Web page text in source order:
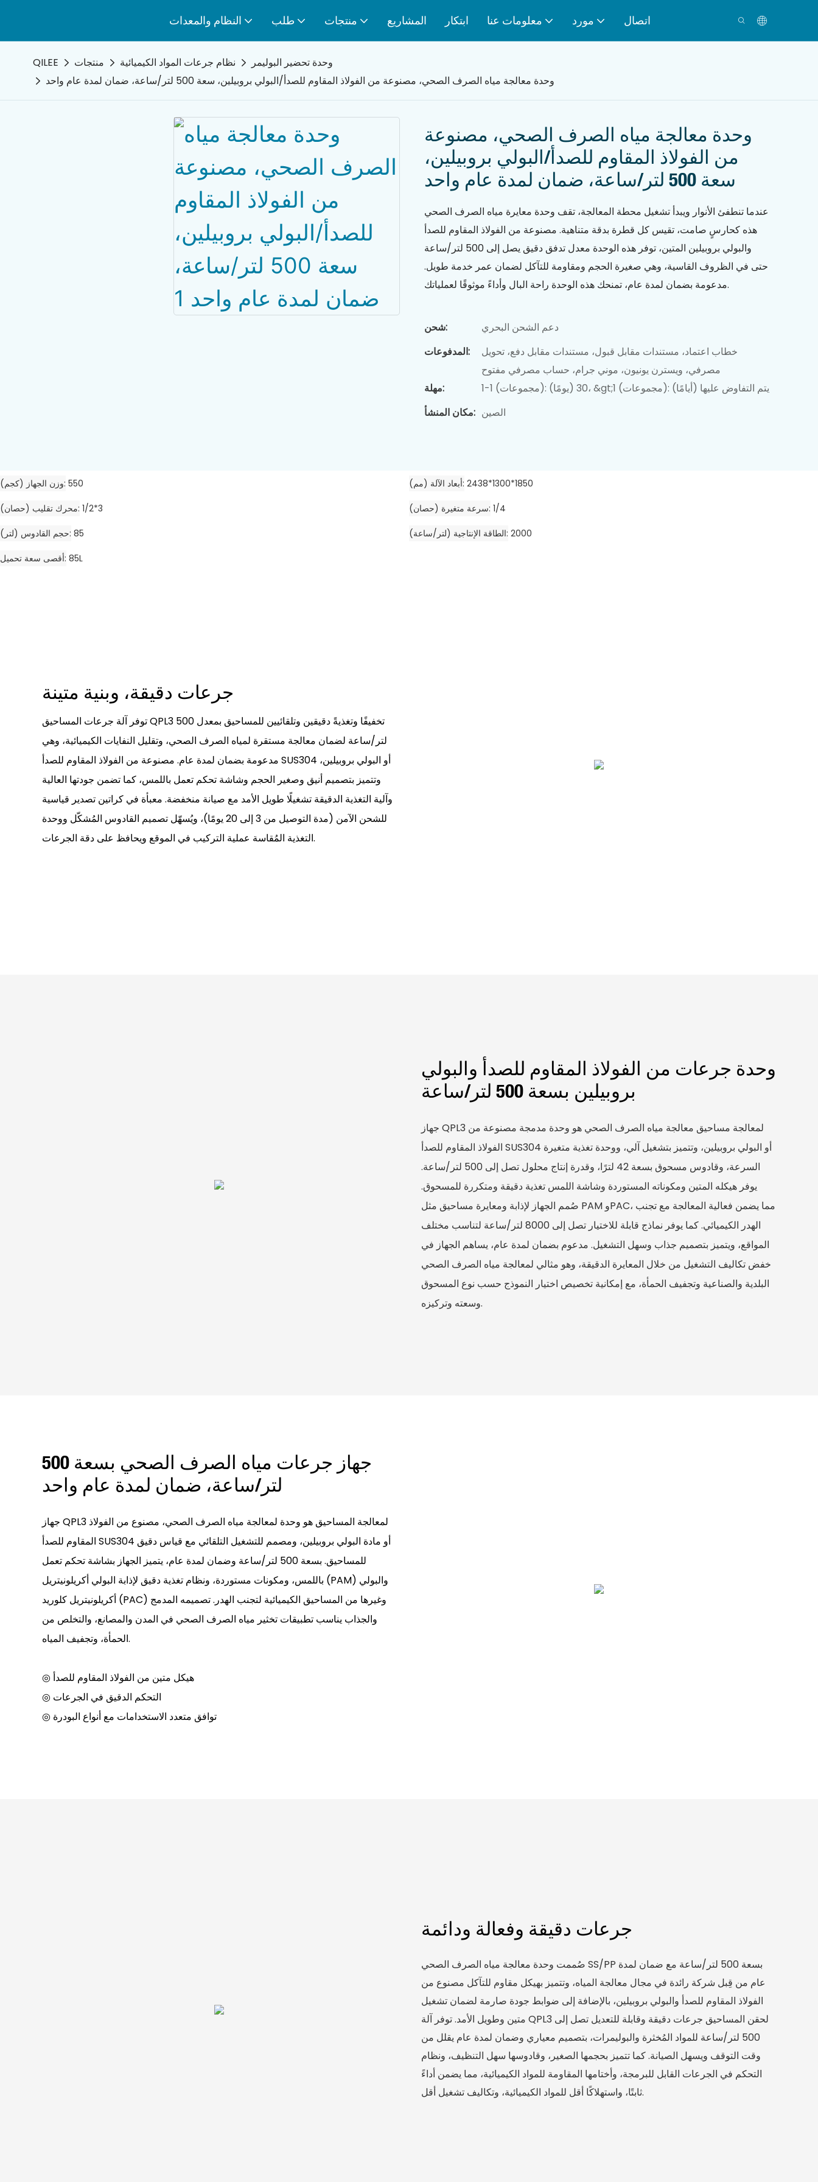
النظام والمعدات طلب منتجات المشاريع ابتكار معلومات عنا مورد اتصال
QILEE منتجات نظام جرعات المواد الكيميائية
وحدة تحضير البوليمر
وحدة معالجة مياه الصرف الصحي، مصنوعة من الفولاذ المقاوم للصدأ/البولي بروبيلين، سعة 500 لتر/ساعة، ضمان لمدة عام واحد
وحدة معالجة مياه الصرف الصحي، مصنوعة
من الفولاذ المقاوم للصدأ/البولي بروبيلين،
سعة 500 لتر/ساعة، ضمان لمدة عام واحد
عندما تنطفئ الأنوار ويبدأ تشغيل محطة المعالجة، تقف وحدة معايرة مياه الصرف الصحي
هذه كحارسٍ صامت، تقيس كل قطرة بدقة متناهية. مصنوعة من الفولاذ المقاوم للصدأ
والبولي بروبيلين المتين، توفر هذه الوحدة معدل تدفق دقيق يصل إلى 500 لتر/ساعة
حتى في الظروف القاسية، وهي صغيرة الحجم ومقاومة للتآكل لضمان عمر خدمة طويل.
مدعومة بضمان لمدة عام، تمنحك هذه الوحدة راحة البال وأداءً موثوقًا لعملياتك.
شحن:
دعم الشحن البحري
المدفوعات:
خطاب اعتماد، مستندات مقابل قبول، مستندات مقابل دفع، تحويل
مصرفي، ويسترن يونيون، موني جرام، حساب مصرفي مفتوح
مهلة:
1-1 (مجموعات): 30 (يومًا)، &gt;1 (مجموعات): يتم التفاوض عليها (أيامًا)
مكان المنشأ: الصين
وزن الجهاز (كجم) 550 أبعاد الآلة (مم) 2438*1300*1850
محرك تقليب (حصان) 1/2*3 سرعة متغيرة (حصان) 1/4
حجم القادوس (لتر) 85 الطاقة الإنتاجية (لتر/ساعة) 2000
أقصى سعة تحميل 85L
جرعات دقيقة، وبنية متينة
توفر آلة جرعات المساحيق QPL3 تخفيفًا وتغذيةً دقيقين وتلقائيين للمساحيق بمعدل 500
لتر/ساعة لضمان معالجة مستقرة لمياه الصرف الصحي، وتقليل النفايات الكيميائية، وهي
مدعومة بضمان لمدة عام. مصنوعة من الفولاذ المقاوم للصدأ SUS304 أو البولي بروبيلين،
وتتميز بتصميم أنيق وصغير الحجم وشاشة تحكم تعمل باللمس، كما تضمن جودتها العالية
وآلية التغذية الدقيقة تشغيلًا طويل الأمد مع صيانة منخفضة. معبأة في كراتين تصدير قياسية
للشحن الآمن (مدة التوصيل من 3 إلى 20 يومًا)، ويُسهّل تصميم القادوس المُشكّل ووحدة
التغذية المُقاسة عملية التركيب في الموقع ويحافظ على دقة الجرعات.
وحدة جرعات من الفولاذ المقاوم للصدأ والبولي
بروبيلين بسعة 500 لتر/ساعة
جهاز QPL3 لمعالجة مساحيق معالجة مياه الصرف الصحي هو وحدة مدمجة مصنوعة من
الفولاذ المقاوم للصدأ SUS304 أو البولي بروبيلين، وتتميز بتشغيل آلي، ووحدة تغذية متغيرة
السرعة، وقادوس مسحوق بسعة 42 لترًا، وقدرة إنتاج محلول تصل إلى 500 لتر/ساعة.
يوفر هيكله المتين ومكوناته المستوردة وشاشة اللمس تغذية دقيقة ومتكررة للمسحوق.
صُمم الجهاز لإذابة ومعايرة مساحيق مثل PAM وPAC، مما يضمن فعالية المعالجة مع تجنب
الهدر الكيميائي. كما يوفر نماذج قابلة للاختيار تصل إلى 8000 لتر/ساعة لتناسب مختلف
المواقع، ويتميز بتصميم جذاب وسهل التشغيل. مدعوم بضمان لمدة عام، يساهم الجهاز في
خفض تكاليف التشغيل من خلال المعايرة الدقيقة، وهو مثالي لمعالجة مياه الصرف الصحي
البلدية والصناعية وتجفيف الحمأة، مع إمكانية تخصيص اختيار النموذج حسب نوع المسحوق
وسعته وتركيزه.
جهاز جرعات مياه الصرف الصحي بسعة 500
لتر/ساعة، ضمان لمدة عام واحد
جهاز QPL3 لمعالجة المساحيق هو وحدة لمعالجة مياه الصرف الصحي، مصنوع من الفولاذ
المقاوم للصدأ SUS304 أو مادة البولي بروبيلين، ومصمم للتشغيل التلقائي مع قياس دقيق
للمساحيق. بسعة 500 لتر/ساعة وضمان لمدة عام، يتميز الجهاز بشاشة تحكم تعمل
باللمس، ومكونات مستوردة، ونظام تغذية دقيق لإذابة البولي أكريلونيتريل (PAM) والبولي
أكريلونيتريل كلوريد (PAC) وغيرها من المساحيق الكيميائية لتجنب الهدر. تصميمه المدمج
والجذاب يناسب تطبيقات تخثير مياه الصرف الصحي في المدن والمصانع، والتخلص من
الحمأة، وتجفيف المياه.
◎ هيكل متين من الفولاذ المقاوم للصدأ
◎ التحكم الدقيق في الجرعات
◎ توافق متعدد الاستخدامات مع أنواع البودرة
جرعات دقيقة وفعالة ودائمة
صُممت وحدة معالجة مياه الصرف الصحي SS/PP بسعة 500 لتر/ساعة مع ضمان لمدة
عام من قِبل شركة رائدة في مجال معالجة المياه، وتتميز بهيكل مقاوم للتآكل مصنوع من
الفولاذ المقاوم للصدأ والبولي بروبيلين، بالإضافة إلى ضوابط جودة صارمة لضمان تشغيل
متين وطويل الأمد. توفر آلة QPL3 لحقن المساحيق جرعات دقيقة وقابلة للتعديل تصل إلى
500 لتر/ساعة للمواد المُخثرة والبوليمرات، بتصميم معياري وضمان لمدة عام يقلل من
وقت التوقف ويسهل الصيانة. كما تتميز بحجمها الصغير، وقادوسها سهل التنظيف، ونظام
التحكم في الجرعات القابل للبرمجة، وأختامها المقاومة للمواد الكيميائية، مما يضمن أداءً
ثابتًا، واستهلاكًا أقل للمواد الكيميائية، وتكاليف تشغيل أقل.